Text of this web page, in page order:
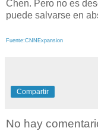
Chen. Pero no es
puede salvarse en
Fuente:CNNExpansion
Compartir
No hay